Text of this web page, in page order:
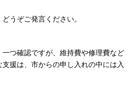
うぞご発言ください。
つ確認ですが、維持費や修理費など
援は、市からの申し入れの中には入